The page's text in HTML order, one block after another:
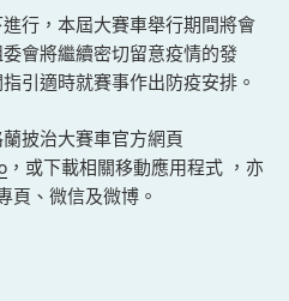
行，本屆大賽車舉行期間將會
會將繼續密切留意疫情的發
引適時就賽事作出防疫安排。
披治大賽車官方網頁
，或下載相關移動應用程式 ，亦
頁、微信及微博。